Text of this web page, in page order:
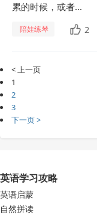
累的时候，或者...
陪娃练琴 2
< 上一页
1
2
3
下一页 >
英语学习攻略
英语启蒙
自然拼读